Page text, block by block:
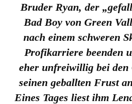
Bruder Ryan, der
Bad Boy von Green
nach einem schweren
Profikarriere beenden
eher unfreiwillig bei den
seinen geballten Frust
Eines Tages liest ihm